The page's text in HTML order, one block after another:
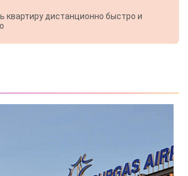
квартиру дистанционно быстро и